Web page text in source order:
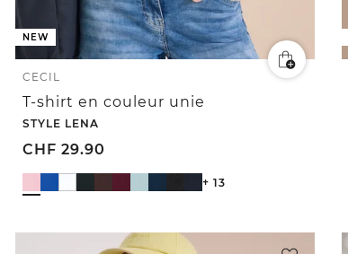
NEW
CECIL
T-shirt en couleur unie
STYLE LENA
CHF 29.90
+ 13